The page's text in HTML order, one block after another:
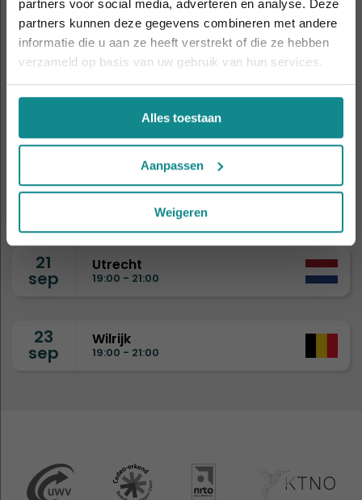
partners voor social media, adverteren en analyse. Deze
partners kunnen deze gegevens combineren met andere
informatie die u aan ze heeft verstrekt of die ze hebben
verzameld op basis van uw gebruik van hun services.
Alles toestaan
Aanpassen
Weigeren
8
sep
Drongen
19:00 - 21:00
Eindhoven
15 Nijmegen
21
sep
Utrecht
19:00 - 21:00
23
sep
Wilrijk
19:00 - 21:00
daarna eindigt de zomeractie definitief.
Sluiten